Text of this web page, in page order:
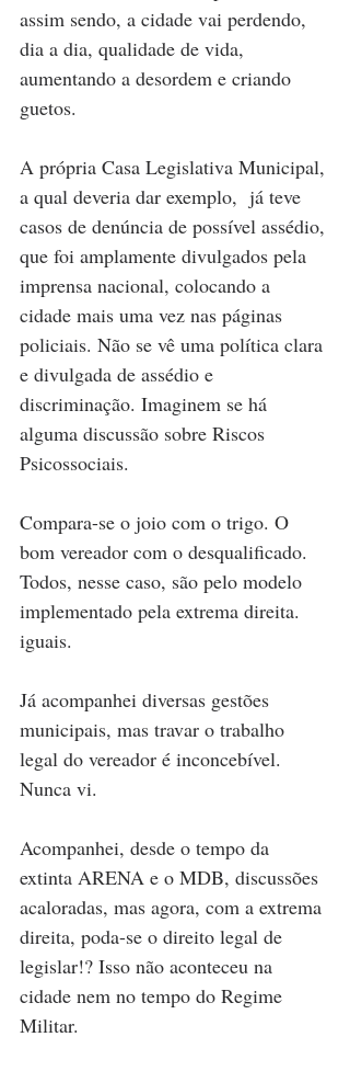
assim sendo, a cidade vai perdendo,
dia a dia, qualidade de vida,
aumentando a desordem e criando
guetos.
A própria Casa Legislativa Municipal,
a qual deveria dar exemplo,  já teve
casos de denúncia de possível assédio,
que foi amplamente divulgados pela
imprensa nacional, colocando a
cidade mais uma vez nas páginas
policiais. Não se vê uma política clara
e divulgada de assédio e
discriminação. Imaginem se há
alguma discussão sobre Riscos
Psicossociais.
Compara-se o joio com o trigo. O
bom vereador com o desqualificado.
Todos, nesse caso, são pelo modelo
implementado pela extrema direita.
iguais.
Já acompanhei diversas gestões
municipais, mas travar o trabalho
legal do vereador é inconcebível.
Nunca vi.
Acompanhei, desde o tempo da
extinta ARENA e o MDB, discussões
acaloradas, mas agora, com a extrema
direita, poda-se o direito legal de
legislar!? Isso não aconteceu na
cidade nem no tempo do Regime
Militar.